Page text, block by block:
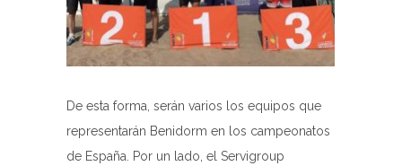
De esta forma, serán varios los equipos que
representarán Benidorm en los campeonatos
de España. Por un lado, el Servigroup